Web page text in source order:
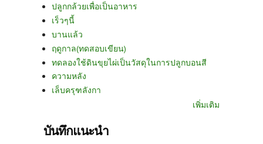
ปลูกกล้วยเพื่อเป็นอาหาร
เร็วๆนี้
บานแล้ว
ฤดูกาล(ทดสอบเขียน)
ทดลองใช้ดินขุยไผ่เป็นวัสดุในการปลูกบอนสี
ความหลัง
เล็บครุฑลังกา
เพิ่มเติม
บันทึกแนะนำ